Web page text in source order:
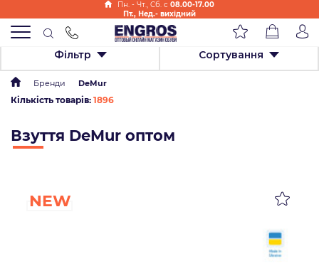
Пн. - Чт., Cб. с 08.00-17.00
Пт., Нед.- вихідний
Фільтр Сортування
Бренди DeMur
Кількість товарів: 1896
Взуття DeMur оптом
NEW